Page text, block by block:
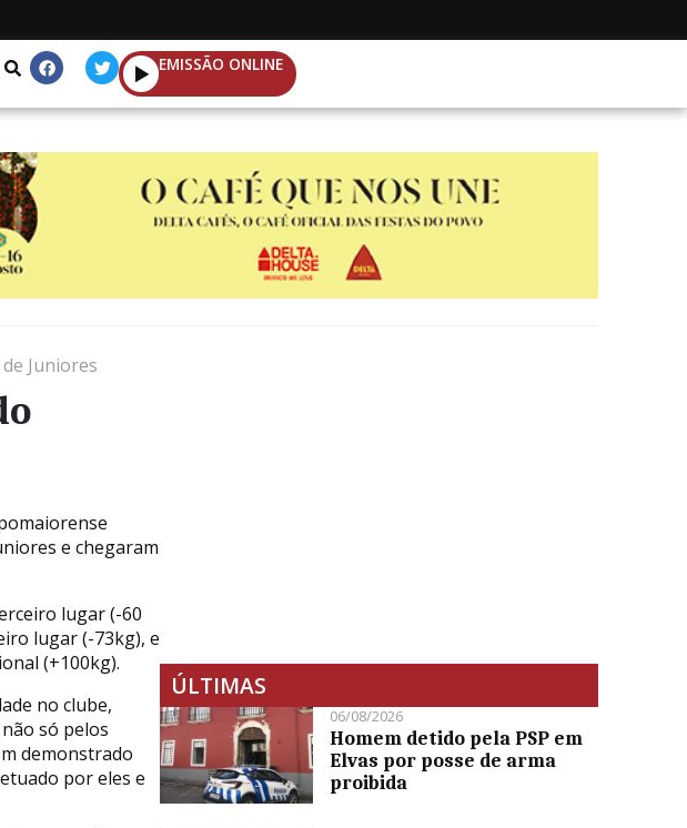
EMISSÃO ONLINE
Juniores
e chegaram
lugar (-60
lugar (-73kg), e
(+100kg).
no clube,
só pelos
demonstrado
por eles e
ÚLTIMAS
06/08/2026
Homem detido pela PSP em
Elvas por posse de arma
proibida